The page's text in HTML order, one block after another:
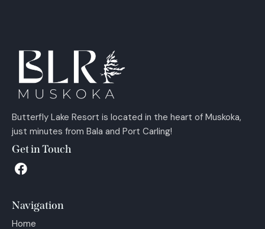
Butterfly Lake Resort is located in the heart of Muskoka,
just minutes from Bala and Port Carling!
Get in Touch
Navigation
Home